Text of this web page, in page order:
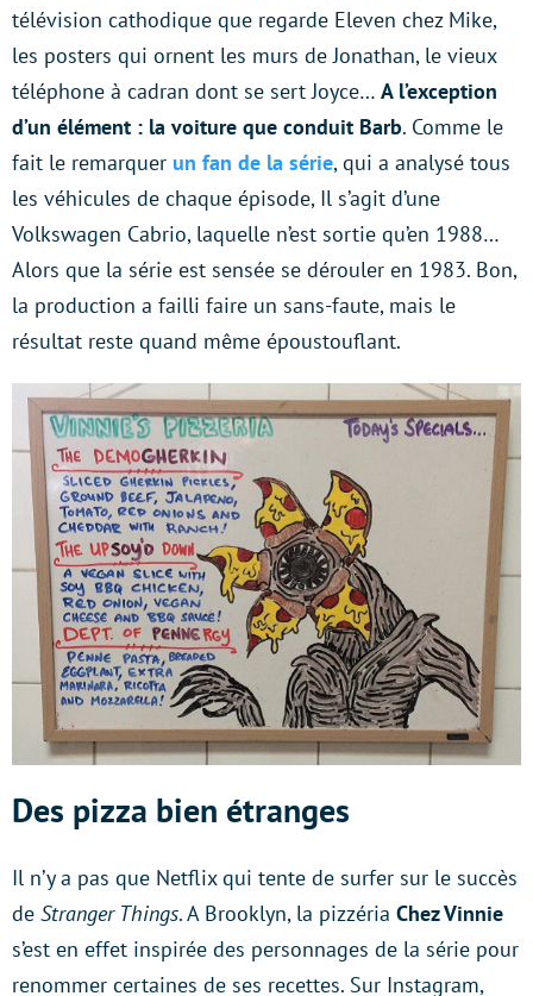
télévision cathodique que regarde Eleven chez Mike,
les posters qui ornent les murs de Jonathan, le vieux
téléphone à cadran dont se sert Joyce… A l’exception
d’un élément : la voiture que conduit Barb. Comme le
fait le remarquer un fan de la série, qui a analysé tous
les véhicules de chaque épisode, Il s’agit d’une
Volkswagen Cabrio, laquelle n’est sortie qu’en 1988…
Alors que la série est sensée se dérouler en 1983. Bon,
la production a failli faire un sans-faute, mais le
résultat reste quand même époustouflant.
Des pizza bien étranges
Il n’y a pas que Netflix qui tente de surfer sur le succès
de Stranger Things. A Brooklyn, la pizzéria Chez Vinnie
s’est en effet inspirée des personnages de la série pour
renommer certaines de ses recettes. Sur Instagram,